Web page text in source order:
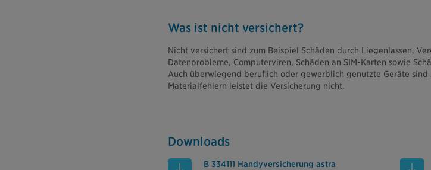
Was ist nicht versichert?
Nicht versichert sind zum Beispiel Schäden durch Liegenlassen,
Datenprobleme, Computerviren, Schäden an SIM-Karten sowie
Auch überwiegend beruflich oder gewerblich genutzte Geräte
Materialfehlern leistet die Versicherung nicht.
Downloads
B 334111 Handyversicherung astra